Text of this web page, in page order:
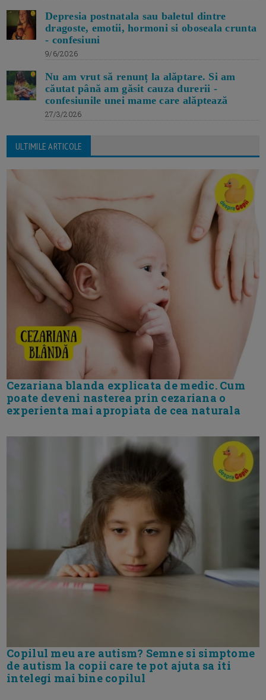
Depresia postnatala sau baletul dintre
dragoste, emotii, hormoni si oboseala crunta
- confesiuni
9/6/2026
Nu am vrut să renunț la alăptare. Si am
căutat până am găsit cauza durerii -
confesiunile unei mame care alăptează
27/3/2026
ULTIMILE ARTICOLE
Cezariana blanda explicata de medic. Cum
poate deveni nasterea prin cezariana o
experienta mai apropiata de cea naturala
Copilul meu are autism? Semne si simptome
de autism la copii care te pot ajuta sa iti
intelegi mai bine copilul